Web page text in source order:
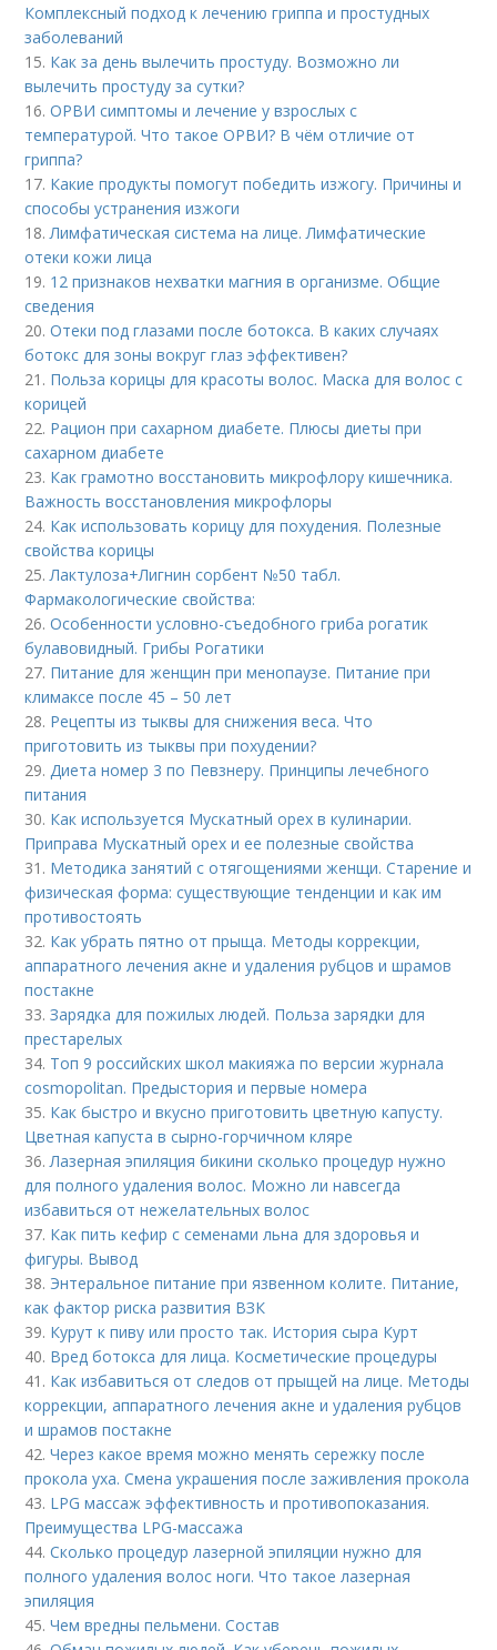
Комплексный подход к лечению гриппа и простудных
заболеваний
15. Как за день вылечить простуду. Возможно ли
вылечить простуду за сутки?
16.ОРВИ симптомы и лечение у взрослых с
температурой. Что такое ОРВИ? В чём отличие от
гриппа?
17. Какие продукты помогут победить изжогу. Причины и
способы устранения изжоги
18. Лимфатическая система на лице. Лимфатические
отеки кожи лица
19. 12 признаков нехватки магния в организме. Общие
сведения
20.Отеки под глазами после ботокса. В каких случаях
ботокс для зоны вокруг глаз эффективен?
21. Польза корицы для красоты волос. Маска для волос с
корицей
22. Рацион при сахарном диабете. Плюсы диеты при
сахарном диабете
23. Как грамотно восстановить микрофлору кишечника.
Важность восстановления микрофлоры
24. Как использовать корицу для похудения. Полезные
свойства корицы
25. Лактулоза+Лигнин сорбент №50 табл.
Фармакологические свойства:
26.Особенности условно-съедобного гриба рогатик
булавовидный. Грибы Рогатики
27. Питание для женщин при менопаузе. Питание при
климаксе после 45 – 50 лет
28. Рецепты из тыквы для снижения веса. Что
приготовить из тыквы при похудении?
29. Диета номер 3 по Певзнеру. Принципы лечебного
питания
30. Как используется Мускатный орех в кулинарии.
Приправа Мускатный орех и ее полезные свойства
31. Методика занятий с отягощениями женщи. Старение и
физическая форма: существующие тенденции и как им
противостоять
32. Как убрать пятно от прыща. Методы коррекции,
аппаратного лечения акне и удаления рубцов и шрамов
постакне
33.Зарядка для пожилых людей. Польза зарядки для
престарелых
34. Топ 9 российских школ макияжа по версии журнала
cosmopolitan. Предыстория и первые номера
35. Как быстро и вкусно приготовить цветную капусту.
Цветная капуста в сырно-горчичном кляре
36. Лазерная эпиляция бикини сколько процедур нужно
для полного удаления волос. Можно ли навсегда
избавиться от нежелательных волос
37. Как пить кефир с семенами льна для здоровья и
фигуры. Вывод
38. Энтеральное питание при язвенном колите. Питание,
как фактор риска развития ВЗК
39. Курут к пиву или просто так. История сыра Курт
40. Вред ботокса для лица. Косметические процедуры
41. Как избавиться от следов от прыщей на лице. Методы
коррекции, аппаратного лечения акне и удаления рубцов
и шрамов постакне
42.Через какое время можно менять сережку после
прокола уха. Смена украшения после заживления прокола
43. LPG массаж эффективность и противопоказания.
Преимущества LPG-массажа
44.Сколько процедур лазерной эпиляции нужно для
полного удаления волос ноги. Что такое лазерная
эпиляция
45.Чем вредны пельмени. Состав